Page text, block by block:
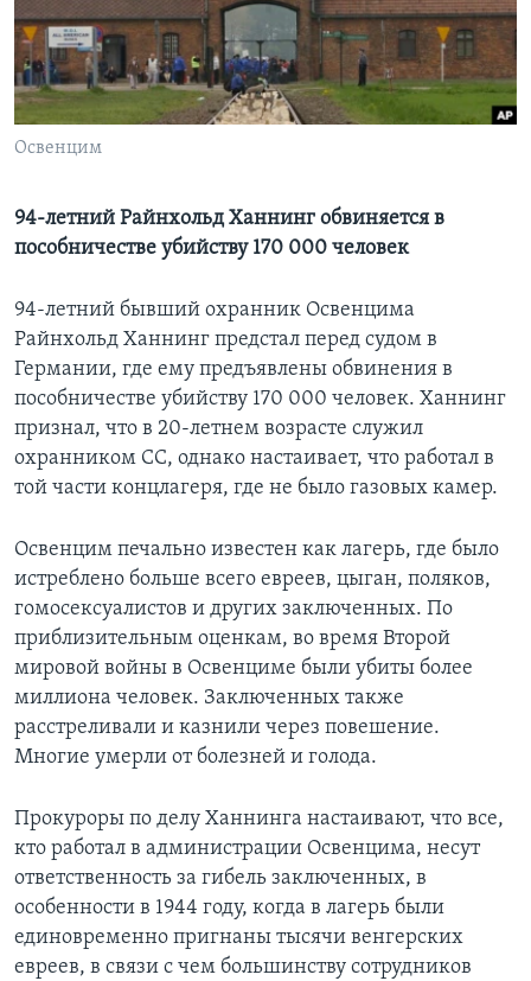
Learning English
СОЦИАЛЬНЫЕ СЕТИ
Языки
Освенцим
94-летний Райнхольд Ханнинг обвиняется в
пособничестве убийству 170 000 человек
94-летний бывший охранник Освенцима
Райнхольд Ханнинг предстал перед судом в
Германии, где ему предъявлены обвинения в
пособничестве убийству 170 000 человек. Ханнинг
признал, что в 20-летнем возрасте служил
охранником СС, однако настаивает, что работал в
той части концлагеря, где не было газовых камер.
Освенцим печально известен как лагерь, где было
истреблено больше всего евреев, цыган, поляков,
гомосексуалистов и других заключенных. По
приблизительным оценкам, во время Второй
мировой войны в Освенциме были убиты более
миллиона человек. Заключенных также
расстреливали и казнили через повешение.
Многие умерли от болезней и голода.
Прокуроры по делу Ханнинга настаивают, что все,
кто работал в администрации Освенцима, несут
ответственность за гибель заключенных, в
особенности в 1944 году, когда в лагерь были
единовременно пригнаны тысячи венгерских
евреев, в связи с чем большинству сотрудников